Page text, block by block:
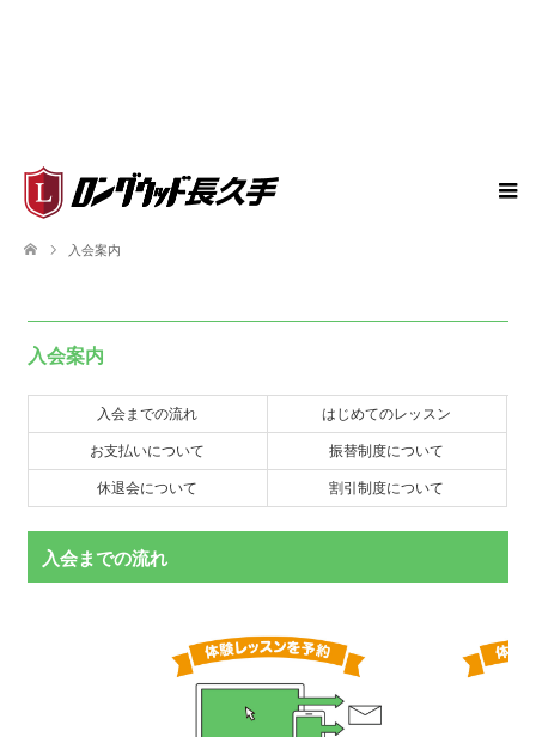
入会案内
入会案内
入会までの流れ はじめてのレッスン
お支払いについて 振替制度について
休退会について 割引制度について
入会までの流れ